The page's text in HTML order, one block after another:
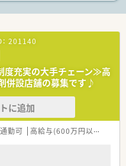
201140
度充実の大手チェーン≫高
併設店舗の募集です♪
に追加
勤可 高給与(600万円以上)